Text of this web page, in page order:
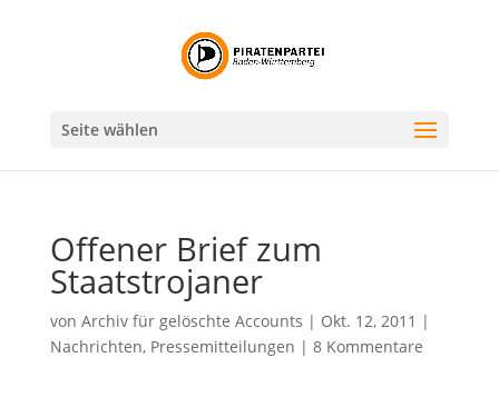
Seite wählen
Offener Brief zum
Staatstrojaner
von Archiv für gelöschte Accounts | Okt. 12, 2011 |
Nachrichten, Pressemitteilungen | 8 Kommentare